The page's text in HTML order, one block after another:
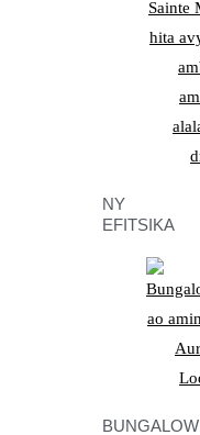
NY
EFITSIKA
BUNGALOW